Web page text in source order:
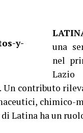
una
nel
Lazio
Un contributo
chimico-
Latina ha un